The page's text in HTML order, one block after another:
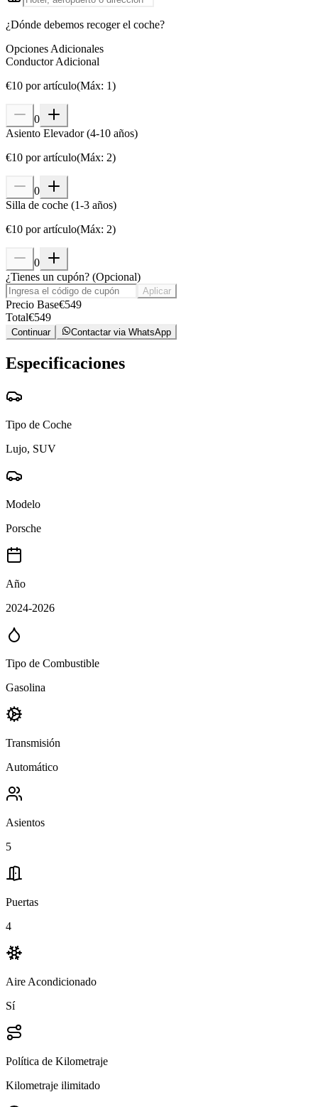
¿Dónde debemos recoger el coche?
Opciones Adicionales
Conductor Adicional
€10 por artículo(Máx: 1)
0
Asiento Elevador (4-10 años)
€10 por artículo(Máx: 2)
0
Silla de coche (1-3 años)
€10 por artículo(Máx: 2)
0
¿Tienes un cupón? (Opcional)
Aplicar
Precio Base€549
Total€549
Continuar Contactar via WhatsApp
Especificaciones
Tipo de Coche
Lujo, SUV
Modelo
Porsche
Año
2024-2026
Tipo de Combustible
Gasolina
Transmisión
Automático
Asientos
5
Puertas
4
Aire Acondicionado
Sí
Política de Kilometraje
Kilometraje ilimitado